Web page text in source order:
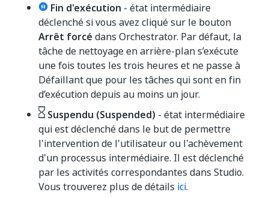
Fin d'exécution - état intermédiaire
déclenché si vous avez cliqué sur le bouton
Arrêt forcé dans Orchestrator. Par défaut, la
tâche de nettoyage en arrière-plan s’exécute
une fois toutes les trois heures et ne passe à
Défaillant que pour les tâches qui sont en fin
d’exécution depuis au moins un jour.
Suspendu (Suspended) - état intermédiaire
qui est déclenché dans le but de permettre
l'intervention de l'utilisateur ou l'achèvement
d'un processus intermédiaire. Il est déclenché
par les activités correspondantes dans Studio.
Vous trouverez plus de détails ici.